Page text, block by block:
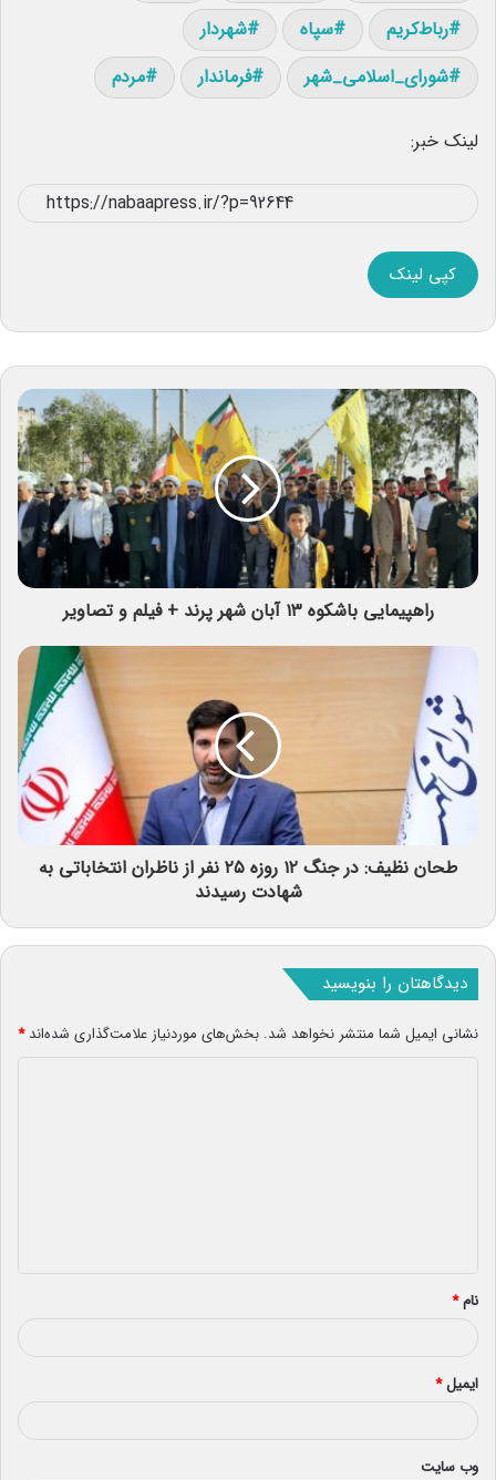
رباط‌کریم
سپاه
شهردار
شورای_اسلامی_شهر
فرماندار مردم
لینک خبر:
کپی لینک
راهپیمایی باشکوه ۱۳ آبان شهر پرند + فیلم و تصاویر
طحان نظیف: در جنگ ۱۲ روزه ۲۵ نفر از ناظران انتخاباتی به
شهادت رسیدند
دیدگاهتان را بنویسید
نشانی ایمیل شما منتشر نخواهد شد. بخش‌های موردنیاز علامت‌گذاری شده‌اند*
*
نام*
ایمیل*
وب‌ سایت